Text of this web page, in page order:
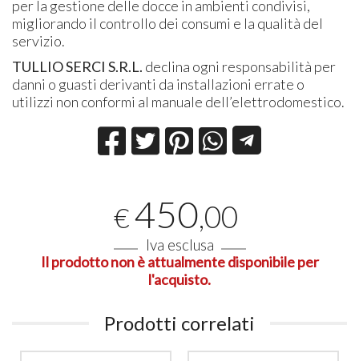
per la gestione delle docce in ambienti condivisi,
migliorando il controllo dei consumi e la qualità del
servizio.
TULLIO SERCI S.R.L. declina ogni responsabilità per
danni o guasti derivanti da installazioni errate o
utilizzi non conformi al manuale dell’elettrodomestico.
€450,00
Iva esclusa
Il prodotto non è attualmente disponibile per
l'acquisto.
Prodotti correlati